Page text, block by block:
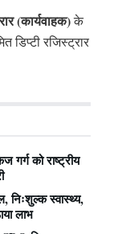
(कार्यवाहक)के
डिप्टी रजिस्ट्रार
गर्ग को राष्ट्रीय
निःशुल्क स्वास्थ्य,
लाभ